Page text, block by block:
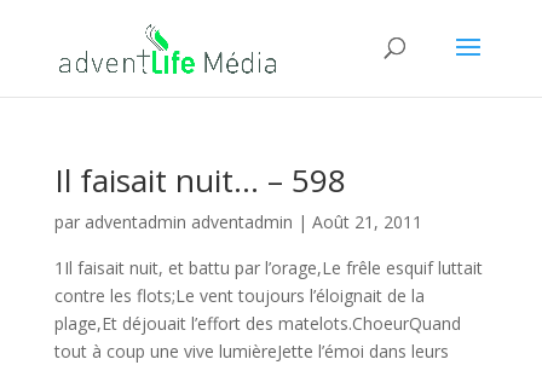
Il faisait nuit… – 598
par adventadmin adventadmin | Août 21, 2011
1Il faisait nuit, et battu par l’orage,Le frêle esquif luttait
contre les flots;Le vent toujours l’éloignait de la
plage,Et déjouait l’effort des matelots.ChoeurQuand
tout à coup une vive lumièreJette l’émoi dans leurs